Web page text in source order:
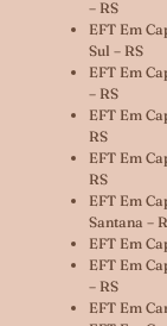
– RS
EFT Em
Sul – RS
EFT Em
– RS
EFT Em
RS
EFT Em
RS
EFT Em
Santana –
EFT Em
EFT Em
– RS
EFT Em